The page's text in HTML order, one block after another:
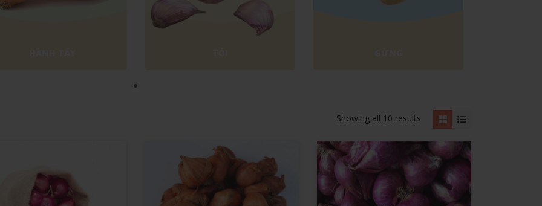
Showing all 10 results